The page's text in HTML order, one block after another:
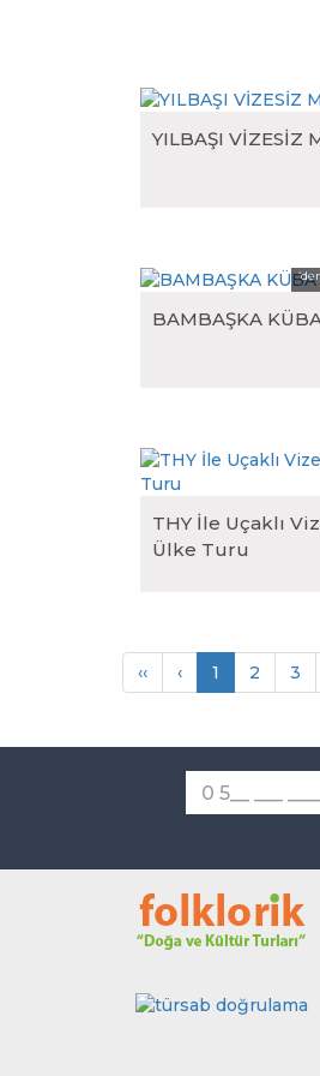
YILBAŞI VİZESİZ
BAMBAŞKA
THY İle Uçaklı
Ülke Turu
‹‹ ‹ 1 2 3